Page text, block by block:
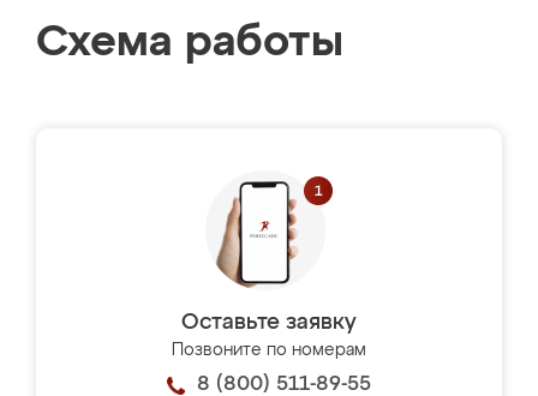
Схема работы
Оставьте заявку
Позвоните по номерам
8 (800) 511-89-55